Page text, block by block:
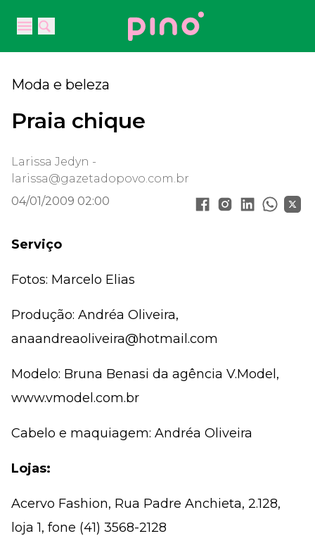
Open main menu
Open main menu
Your Company
Moda e beleza
Praia chique
Larissa Jedyn -
larissa@gazetadopovo.com.br
04/01/2009 02:00
Serviço
Fotos: Marcelo Elias
Produção: Andréa Oliveira,
anaandreaoliveira@hotmail.com
Modelo: Bruna Benasi da agência V.Model,
www.vmodel.com.br
Cabelo e maquiagem: Andréa Oliveira
Lojas:
Acervo Fashion, Rua Padre Anchieta, 2.128,
loja 1, fone (41) 3568-2128